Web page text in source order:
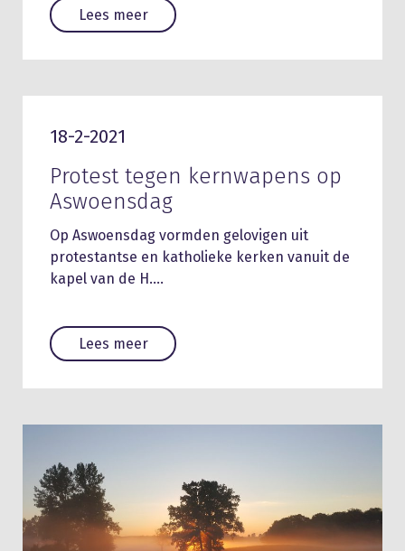
Lees meer
18-2-2021
Protest tegen kernwapens op
Aswoensdag
Op Aswoensdag vormden gelovigen uit
protestantse en katholieke kerken vanuit de
kapel van de H….
Lees meer